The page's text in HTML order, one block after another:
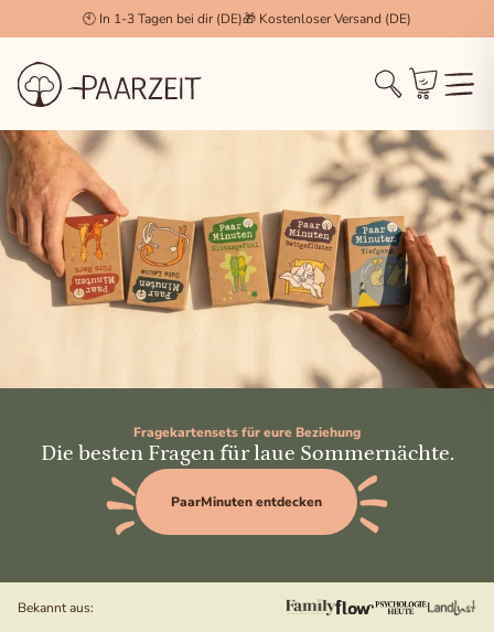
🕙 In 1-3 Tagen bei dir (DE)🎁 Kostenloser Versand (DE)
Fragekartensets für eure Beziehung
Die besten Fragen für laue Sommernächte.
PaarMinuten entdecken
Bekannt aus:
Paarzeit wurde vorgestellt in: Family Magazin, FLOW
Cookie Einstellungen ×
Technisch notwendig (Essenziell)
Diese Cookies werden zwingend benötigt, damit die
Session, der Login und der Warenkorb
(WooCommerce) korrekt funktionieren.
Statistiken & Analyse
Erlaubt uns, anonymisierte Daten über das
Nutzerverhalten zu sammeln, um unseren Shop stetig
Wird verwendet, um dir für dich relevante Inhalte und
Werbung anzuzeigen (z.B. Facebook Pixel, Pinterest).